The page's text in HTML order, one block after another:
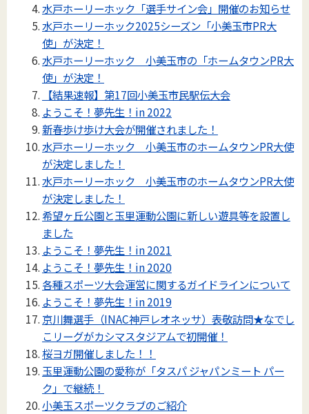
水戸ホーリーホック「選手サイン会」開催のお知らせ
水戸ホーリーホック2025シーズン「小美玉市PR大
使」が決定！
水戸ホーリーホック 小美玉市の「ホームタウンPR大
使」が決定！
【結果速報】第17回小美玉市民駅伝大会
ようこそ！夢先生！in 2022
新春歩け歩け大会が開催されました！
水戸ホーリーホック 小美玉市のホームタウンPR大使
が決定しました！
水戸ホーリーホック 小美玉市のホームタウンPR大使
が決定しました！
希望ヶ丘公園と玉里運動公園に新しい遊具等を設置し
ました
ようこそ！夢先生！in 2021
ようこそ！夢先生！in 2020
各種スポーツ大会運営に関するガイドラインについて
ようこそ！夢先生！in 2019
京川舞選手（INAC神戸レオネッサ）表敬訪問★なでし
こリーグがカシマスタジアムで初開催！
桜ヨガ開催しました！！
玉里運動公園の愛称が「タスパ ジャパンミート パー
ク」で継続！
小美玉スポーツクラブのご紹介